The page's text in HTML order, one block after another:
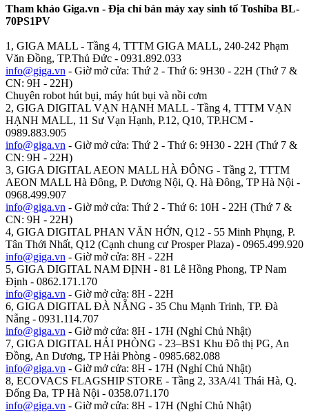
Tham khảo Giga.vn - Địa chỉ bán máy xay sinh tố Toshiba BL-
70PS1PV
1, GIGA MALL - Tầng 4, TTTM GIGA MALL, 240-242 Phạm
Văn Đồng, TP.Thủ Đức - 0931.892.033
info@giga.vn - Giờ mở cửa: Thứ 2 - Thứ 6: 9H30 - 22H (Thứ 7 &
CN: 9H - 22H)
Chuyên robot hút bụi, máy hút bụi và nồi cơm
2, GIGA DIGITAL VẠN HẠNH MALL - Tầng 4, TTTM VẠN
HẠNH MALL, 11 Sư Vạn Hạnh, P.12, Q10, TP.HCM -
0989.883.905
info@giga.vn - Giờ mở cửa: Thứ 2 - Thứ 6: 9H30 - 22H (Thứ 7 &
CN: 9H - 22H)
3, GIGA DIGITAL AEON MALL HÀ ĐÔNG - Tầng 2, TTTM
AEON MALL Hà Đông, P. Dương Nội, Q. Hà Đông, TP Hà Nội -
0968.499.907
info@giga.vn - Giờ mở cửa: Thứ 2 - Thứ 6: 10H - 22H (Thứ 7 &
CN: 9H - 22H)
4, GIGA DIGITAL PHAN VĂN HỚN, Q12 - 55 Minh Phụng, P.
Tân Thới Nhất, Q12 (Cạnh chung cư Prosper Plaza) - 0965.499.920
info@giga.vn - Giờ mở cửa: 8H - 22H
5, GIGA DIGITAL NAM ĐỊNH - 81 Lê Hồng Phong, TP Nam
Định - 0862.171.170
info@giga.vn - Giờ mở cửa: 8H - 22H
6, GIGA DIGITAL ĐÀ NẴNG - 35 Chu Mạnh Trinh, TP. Đà
Nẵng - 0931.114.707
info@giga.vn - Giờ mở cửa: 8H - 17H (Nghỉ Chủ Nhật)
7, GIGA DIGITAL HẢI PHÒNG - 23–BS1 Khu Đô thị PG, An
Đồng, An Dương, TP Hải Phòng - 0985.682.088
info@giga.vn - Giờ mở cửa: 8H - 17H (Nghỉ Chủ Nhật)
8, ECOVACS FLAGSHIP STORE - Tầng 2, 33A/41 Thái Hà, Q.
Đống Đa, TP Hà Nội - 0358.071.170
info@giga.vn - Giờ mở cửa: 8H - 17H (Nghỉ Chủ Nhật)